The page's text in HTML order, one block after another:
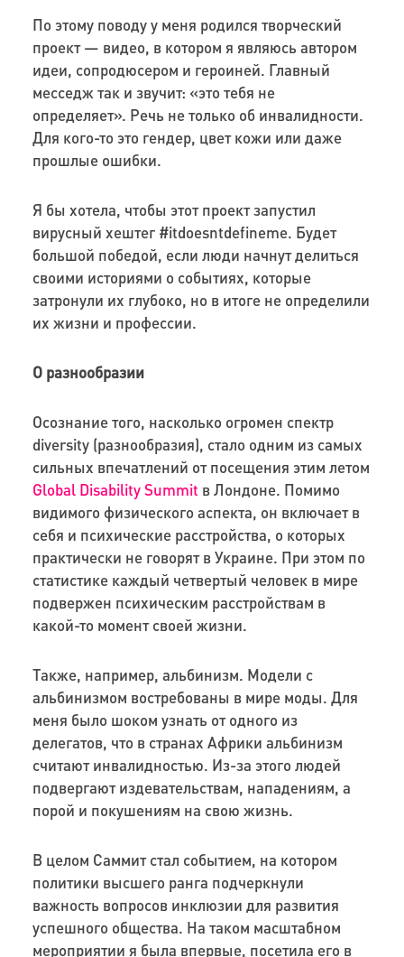
По этому поводу у меня родился творческий
проект — видео, в котором я являюсь автором
идеи, сопродюсером и героиней. Главный
месседж так и звучит: «это тебя не
определяет». Речь не только об инвалидности.
Для кого-то это гендер, цвет кожи или даже
прошлые ошибки.
Я бы хотела, чтобы этот проект запустил
вирусный хештег #itdoesntdefineme. Будет
большой победой, если люди начнут делиться
своими историями о событиях, которые
затронули их глубоко, но в итоге не определили
их жизни и профессии.
О разнообразии
Осознание того, насколько огромен спектр
diversity (разнообразия), стало одним из самых
сильных впечатлений от посещения этим летом
Global Disability Summit в Лондоне. Помимо
видимого физического аспекта, он включает в
себя и психические расстройства, о которых
практически не говорят в Украине. При этом по
статистике каждый четвертый человек в мире
подвержен психическим расстройствам в
какой-то момент своей жизни.
Также, например, альбинизм. Модели с
альбинизмом востребованы в мире моды. Для
меня было шоком узнать от одного из
делегатов, что в странах Африки альбинизм
считают инвалидностью. Из-за этого людей
подвергают издевательствам, нападениям, а
порой и покушениям на свою жизнь.
В целом Саммит стал событием, на котором
политики высшего ранга подчеркнули
важность вопросов инклюзии для развития
успешного общества. На таком масштабном
мероприятии я была впервые, посетила его в